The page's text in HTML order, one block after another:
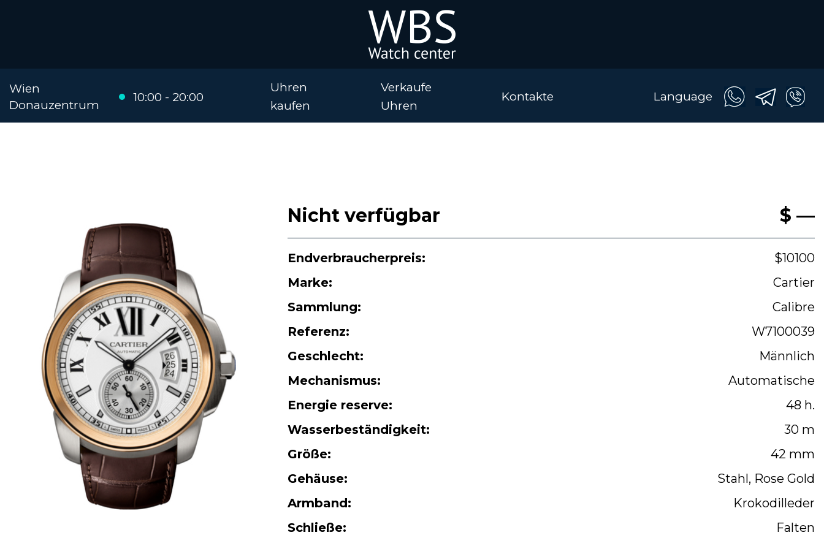
Uhren
kaufen
Verkaufe
Uhren
Kontakte
Wien
Donauzentrum
10:00 - 20:00 Language
Nicht verfügbar $ —
Endverbraucherpreis:
$10100
Marke:
Cartier
Sammlung:
Calibre
Referenz:
W7100039
Geschlecht:
Männlich
Mechanismus:
Automatische
Energie reserve:
48 h.
Wasserbeständigkeit:
30 m
Größe:
42 mm
Gehäuse:
Stahl, Rose Gold
Armband:
Krokodilleder
Schließe:
Falten